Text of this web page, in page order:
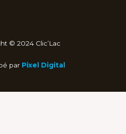
© 2024 Clic’Lac
par Pixel Digital